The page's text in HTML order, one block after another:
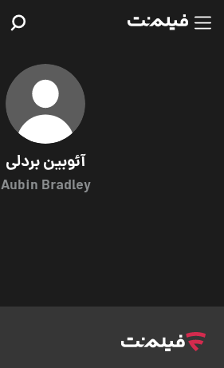
آئوبین بردلی
Aubin Bradley